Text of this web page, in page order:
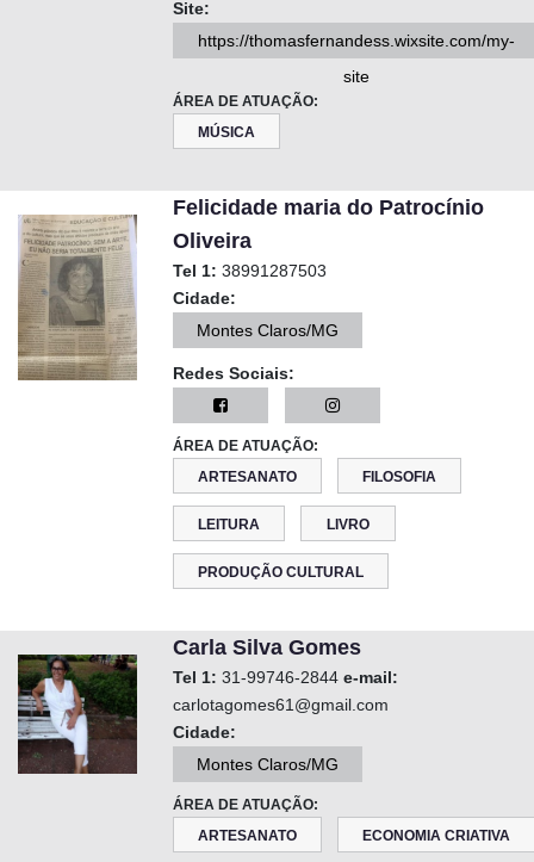
Site:
https://thomasfernandess.wixsite.com/my-
site
ÁREA DE ATUAÇÃO:
MÚSICA
Felicidade maria do Patrocínio
Oliveira
Tel 1: 38991287503
Cidade:
Montes Claros/MG
Redes Sociais:
ÁREA DE ATUAÇÃO:
ARTESANATO
FILOSOFIA
LEITURA LIVRO
PRODUÇÃO CULTURAL
Carla Silva Gomes
Tel 1: 31-99746-2844 e-mail:
carlotagomes61@gmail.com
Cidade:
Montes Claros/MG
ÁREA DE ATUAÇÃO:
ARTESANATO
ECONOMIA CRIATIVA